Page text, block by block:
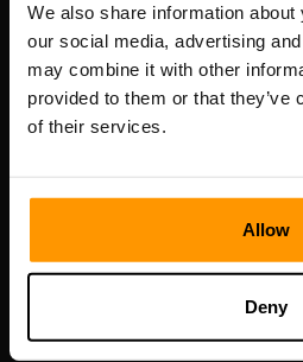
We also share information
our social media, advertising
may combine it with other
provided to them or that they’ve
of their services.
Allow
Deny
Scalable Hosting Solutions OÜ
Código de Registo: 14652605
Número de IVA: EE102133820
Endereço: Harju maakond,
Vesivärava tn 50-201, 10152
Navegação rápida
Avaliações